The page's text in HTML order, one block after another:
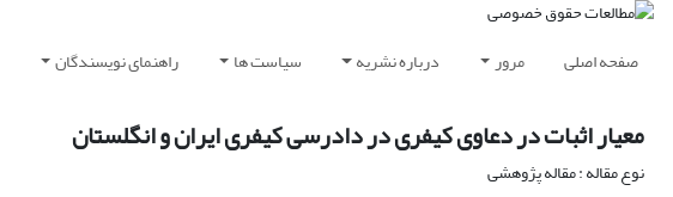
صفحه اصلی مرور درباره نشریه سیاست ها راهنمای نویسندگان
معیار اثبات در دعاوی کیفری در دادرسی کیفری ایران و انگلستان
نوع مقاله : مقاله پژوهشی